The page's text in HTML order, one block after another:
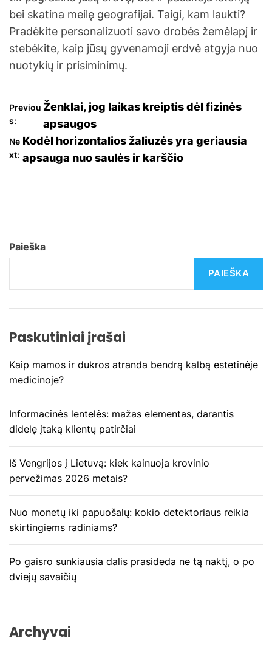
bei skatina meilę geografijai. Taigi, kam laukti?
Pradėkite personalizuoti savo drobės žemėlapį ir
stebėkite, kaip jūsų gyvenamoji erdvė atgyja nuo
nuotykių ir prisiminimų.
N
a
v
a
i
a
t
a
r
p
į
r
a
š
ų
Previou
s:
Ženklai, jog laikas kreiptis dėl fizinės
apsaugos
Ne
xt:
Kodėl horizontalios žaliuzės yra geriausia
apsauga nuo saulės ir karščio
Paieška
PAIEŠKA
Paskutiniai įrašai
Kaip mamos ir dukros atranda bendrą kalbą estetinėje
medicinoje?
Informacinės lentelės: mažas elementas, darantis
didelę įtaką klientų patirčiai
Iš Vengrijos į Lietuvą: kiek kainuoja krovinio
pervežimas 2026 metais?
Nuo monetų iki papuošalų: kokio detektoriaus reikia
skirtingiems radiniams?
Po gaisro sunkiausia dalis prasideda ne tą naktį, o po
dviejų savaičių
Archyvai